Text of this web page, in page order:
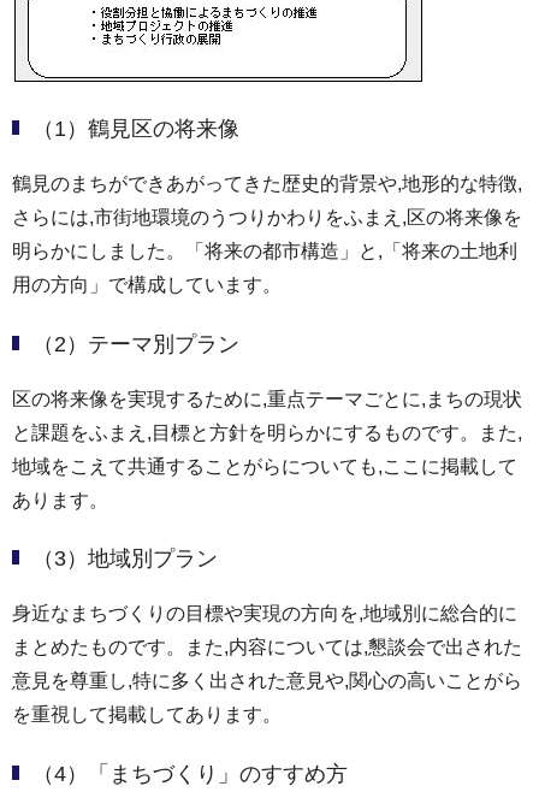
（1）鶴見区の将来像
鶴見のまちができあがってきた歴史的背景や,地形的な特徴,
さらには,市街地環境のうつりかわりをふまえ,区の将来像を
明らかにしました。「将来の都市構造」と,「将来の土地利
用の方向」で構成しています。
（2）テーマ別プラン
区の将来像を実現するために,重点テーマごとに,まちの現状
と課題をふまえ,目標と方針を明らかにするものです。また,
地域をこえて共通することがらについても,ここに掲載して
あります。
（3）地域別プラン
身近なまちづくりの目標や実現の方向を,地域別に総合的に
まとめたものです。また,内容については,懇談会で出された
意見を尊重し,特に多く出された意見や,関心の高いことがら
を重視して掲載してあります。
（4）「まちづくり」のすすめ方